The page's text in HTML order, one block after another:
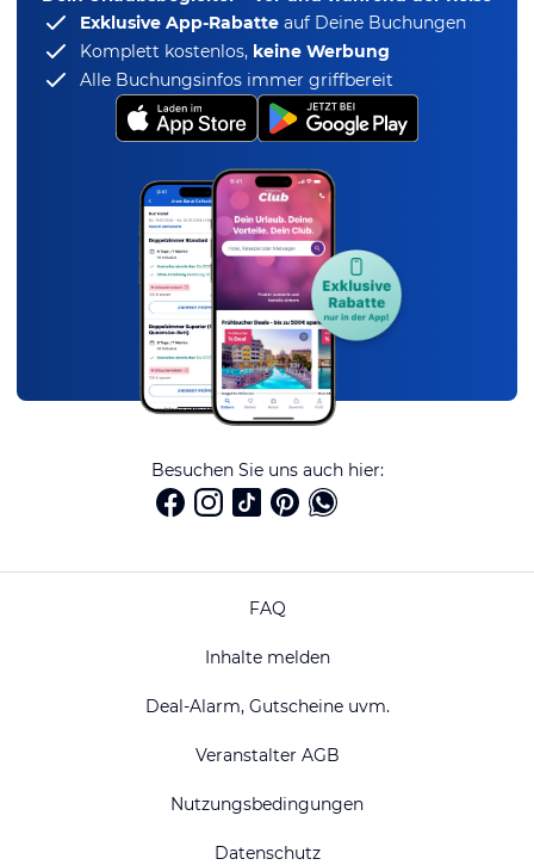
Exklusive App-Rabatte auf Deine Buchungen
Komplett kostenlos, keine Werbung
Alle Buchungsinfos immer griffbereit
Besuchen Sie uns auch hier:
FAQ
Inhalte melden
Deal-Alarm, Gutscheine uvm.
Veranstalter AGB
Nutzungsbedingungen
Datenschutz